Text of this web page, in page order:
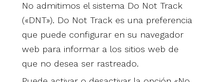
No admitimos el sistema Do Not Track
(«DNT»). Do Not Track es una preferencia
que puede configurar en su navegador
web para informar a los sitios web de
que no desea ser rastreado.